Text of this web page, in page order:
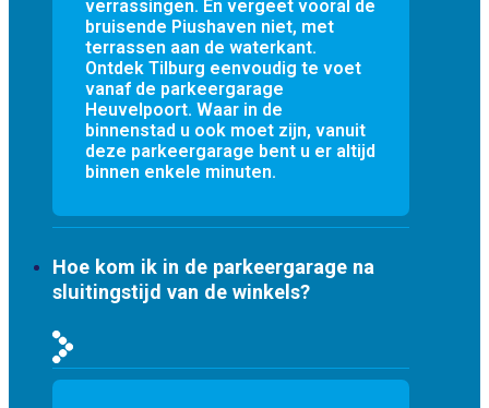
verrassingen. En vergeet vooral de
bruisende Piushaven niet, met
terrassen aan de waterkant.
Ontdek Tilburg eenvoudig te voet
vanaf de parkeergarage
Heuvelpoort. Waar in de
binnenstad u ook moet zijn, vanuit
deze parkeergarage bent u er altijd
binnen enkele minuten.
Hoe kom ik in de parkeergarage na
sluitingstijd van de winkels?